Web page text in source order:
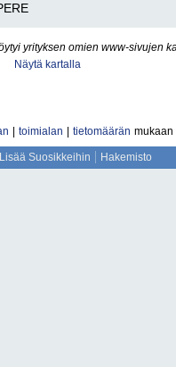
yrityksen omien www-sivujen
Näytä kartalla
toimialan tietomäärän mukaan
Lisää Suosikkeihin Hakemisto